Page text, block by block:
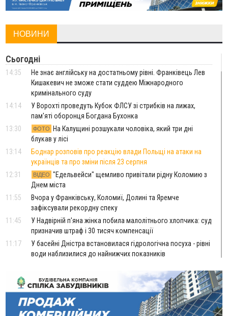
НОВИНИ
Сьогодні
14:35
Не знає англійську на достатньому рівні. Франківець Лев
Кишакевич не зможе стати суддею Міжнародного
кримінального суду
14:14
У Ворохті проведуть Кубок ФЛСУ зі стрибків на лижах,
пам'яті оборонця Богдана Бухонка
13:30
ФОТО
На Калущині розшукали чоловіка, який три дні
блукав у лісі
13:14
Боднар розповів про реакцію влади Польщі на атаки на
українців та про зміни після 23 серпня
12:31
ВІДЕО "Едельвейси" щемливо привітали рідну Коломию з
Днем міста
11:55
Вчора у Франківську, Коломиї, Долині та Яремче
зафіксували рекордну спеку
11:45
У Надвірній п'яна жінка побила малолітнього хлопчика: суд
призначив штраф і 30 тисяч компенсації
11:17
У басейні Дністра встановилася гідрологічна посуха - рівні
води наблизилися до найнижчих показників
з'ясовує обставини
10:30
ФОП із Житомира після купівлі права вимоги за 120
тисяч позивається до Франківська на понад 20 млн грн
08:52
У горах біля Осмолоди за допомогою БПЛА розшукали